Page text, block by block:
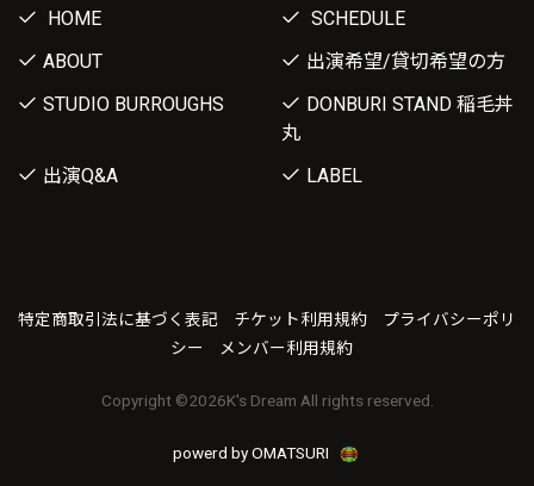
HOME
SCHEDULE
ABOUT
出演希望/貸切希望の方
STUDIO BURROUGHS
DONBURI STAND 稲毛丼
丸
出演Q&A
LABEL
特定商取引法に基づく表記 チケット利用規約
プライバシーポリ
シー
メンバー利用規約
Copyright ©2026K's Dream All rights reserved.
powerd by OMATSURI